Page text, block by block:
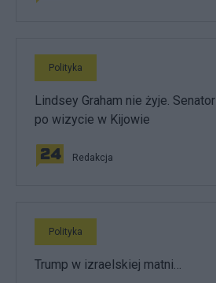
Polityka
Lindsey Graham nie żyje.
po wizycie w Kijowie
Redakcja
Polityka
Trump w izraelskiej matni…